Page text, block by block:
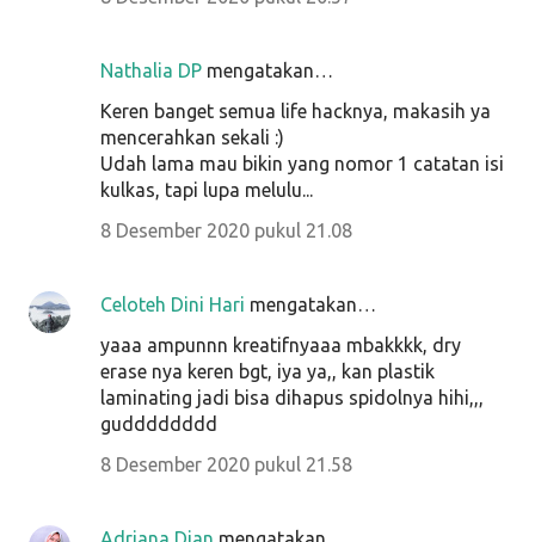
Nathalia DP mengatakan…
Keren banget semua life hacknya, makasih ya
mencerahkan sekali :)
Udah lama mau bikin yang nomor 1 catatan isi
kulkas, tapi lupa melulu...
8 Desember 2020 pukul 21.08
Celoteh Dini Hari mengatakan…
yaaa ampunnn kreatifnyaaa mbakkkk, dry
erase nya keren bgt, iya ya,, kan plastik
laminating jadi bisa dihapus spidolnya hihi,,,
gudddddddd
8 Desember 2020 pukul 21.58